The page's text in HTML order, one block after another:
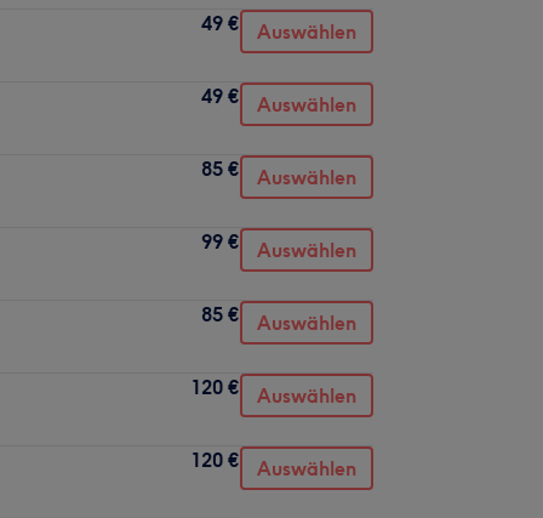
49 € Auswählen
49 € Auswählen
85 € Auswählen
99 € Auswählen
85 € Auswählen
120 € Auswählen
120 € Auswählen